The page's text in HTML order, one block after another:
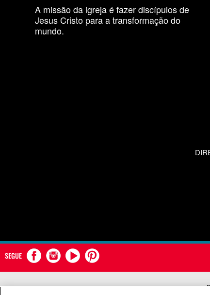
A missão da igreja é fazer discípulos de
Jesus Cristo para a transformação do
mundo.
SEGUE